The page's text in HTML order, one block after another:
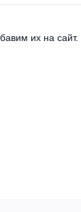
их на сайт.